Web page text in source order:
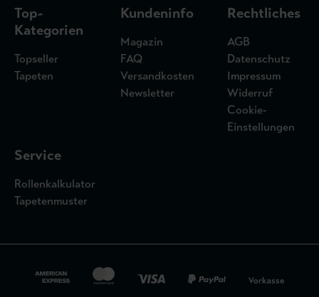
Top-
Kategorien
Topseller
Tapeten
Kundeninfo
Magazin
FAQ
Versandkosten
Newsletter
Rechtliches
AGB
Datenschutz
Impressum
Widerruf
Cookie-
Einstellungen
Service
Rollenkalkulator
Tapetenmuster